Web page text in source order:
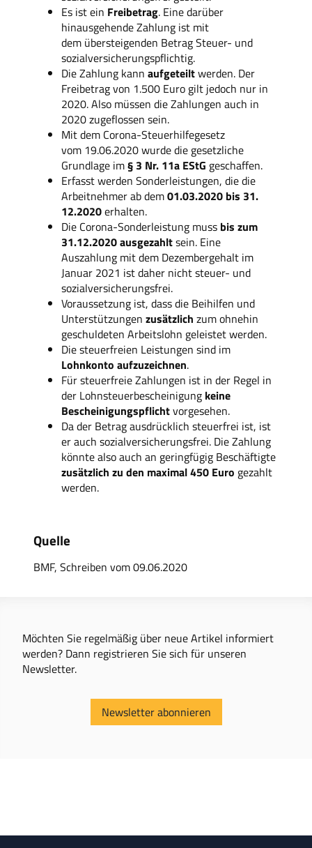
Es ist ein Freibetrag. Eine darüber
hinausgehende Zahlung ist mit
dem übersteigenden Betrag Steuer- und
sozialversicherungspflichtig.
Die Zahlung kann aufgeteiltwerden. Der
Freibetrag von 1.500 Euro gilt jedoch nur in
2020. Also müssen die Zahlungen auch in
2020 zugeflossen sein.
Mit dem Corona-Steuerhilfegesetz
vom 19.06.2020 wurde die gesetzliche
Grundlage im§ 3 Nr. 11a EStG geschaffen.
Erfasst werden Sonderleistungen, die die
Arbeitnehmer ab dem01.03.2020 bis 31.
12.2020erhalten.
Die Corona-Sonderleistung muss bis zum
31.12.2020 ausgezahltsein. Eine
Auszahlung mit dem Dezembergehalt im
Januar 2021 ist daher nicht steuer- und
sozialversicherungsfrei.
Voraussetzung ist, dass die Beihilfen und
Unterstützungen zusätzlich zum ohnehin
geschuldeten Arbeitslohn geleistet werden.
Die steuerfreien Leistungen sind im
Lohnkonto aufzuzeichnen.
Für steuerfreie Zahlungen ist in der Regel in
der Lohnsteuerbescheinigung keine
Bescheinigungspflichtvorgesehen.
Da der Betrag ausdrücklich steuerfrei ist, ist
er auch sozialversicherungsfrei. Die Zahlung
könnte also auch an geringfügig Beschäftigte
zusätzlich zu den maximal 450 Euro gezahlt
werden.
Quelle
BMF, Schreiben vom 09.06.2020
Möchten Sie regelmäßig über neue Artikel informiert
werden? Dann registrieren Sie sich für unseren
Newsletter.
Newsletter abonnieren